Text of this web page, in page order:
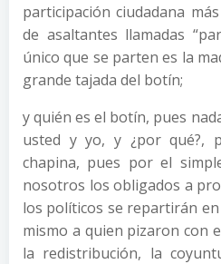
participación ciudadana
de asaltantes llamadas
único que se parten es la
grande tajada del botín;
y quién es el botín, pues
usted y yo, y ¿por qué?,
chapina, pues por el
nosotros los obligados a
los políticos se repartirán
mismo a quien pizaron con
la redistribución, la